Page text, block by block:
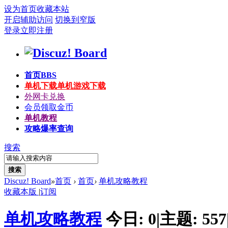
设为首页收藏本站
开启辅助访问 切换到窄版
登录立即注册
首页BBS
单机下载单机游戏下载
外网卡兑换
会员领取金币
单机教程
攻略爆率查询
搜索
搜索
Discuz! Board»首页 › 首页› 单机攻略教程
收藏本版 |订阅
单机攻略教程 今日: 0|主题: 557